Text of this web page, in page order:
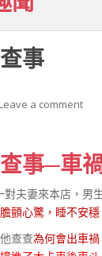
事
Leave a comment
事─車
夫妻來本店，男
顫心驚，睡不安
查查為何會出車禍